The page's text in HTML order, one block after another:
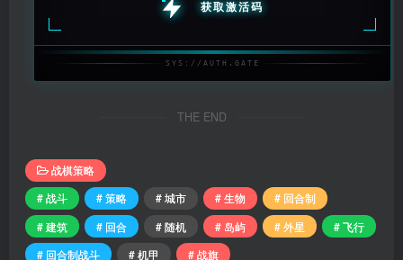
获取激活码
SYS://AUTH.GATE
THE END
战棋策略
# 战斗
# 策略 # 城市 # 生物
# 回合制
# 建筑
# 回合 # 随机 # 岛屿 # 外星
# 飞行
# 回合制战斗
# 机甲 # 战旗